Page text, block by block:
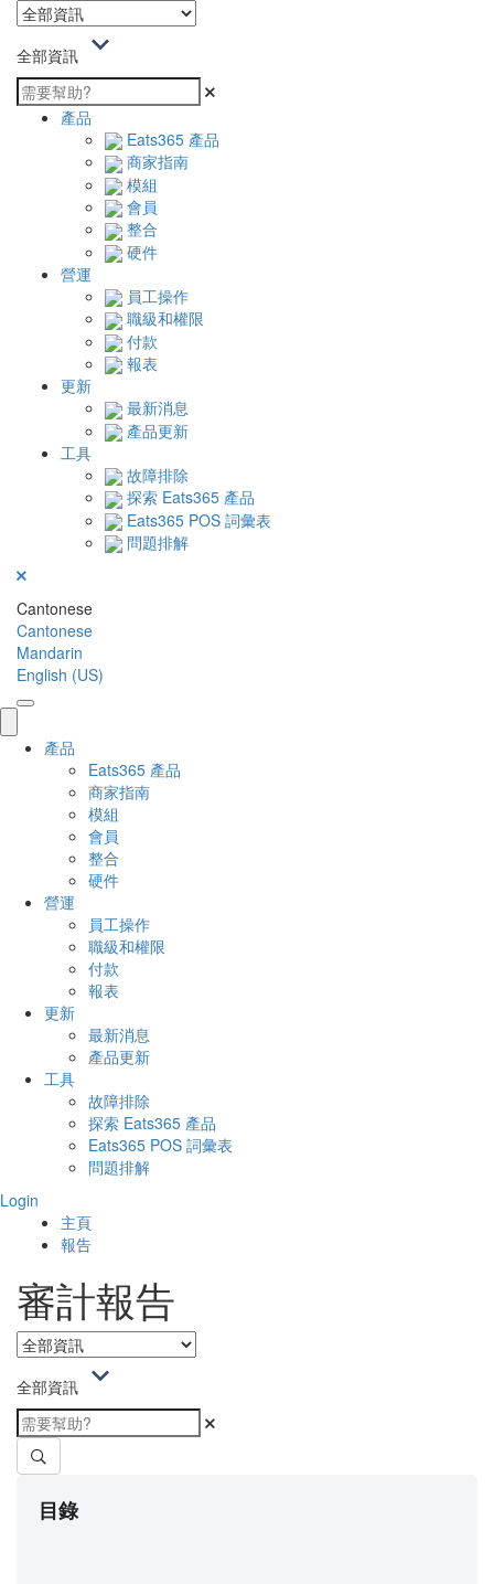
全部資訊
產品
Eats365 產品
商家指南
模組
會員
整合
硬件
營運
員工操作
職級和權限
付款
報表
更新
最新消息
產品更新
工具
故障排除
探索 Eats365 產品
Eats365 POS 詞彙表
問題排解
Cantonese
Cantonese
Mandarin
English (US)
產品
Eats365 產品
商家指南
模組
會員
整合
硬件
營運
員工操作
職級和權限
付款
報表
更新
最新消息
產品更新
工具
故障排除
探索 Eats365 產品
Eats365 POS 詞彙表
問題排解
Login
主頁
報告
審計報告
全部資訊
目錄